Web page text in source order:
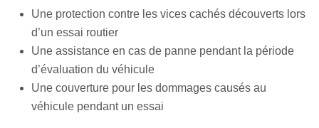
Une protection contre les vices cachés découverts lors
d’un essai routier
Une assistance en cas de panne pendant la période
d’évaluation du véhicule
Une couverture pour les dommages causés au
véhicule pendant un essai